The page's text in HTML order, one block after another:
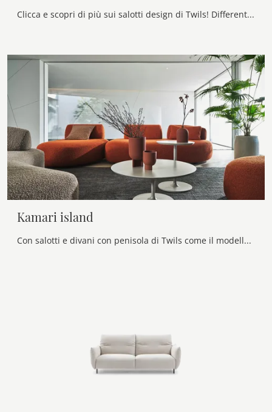
Clicca e scopri di più sui salotti design di Twils! Differenti modelli di divani, come Kumo, ti attendono.
Kamari island
Con salotti e divani con penisola di Twils come il modello Kamari island in tessuto, potrai completare il tuo progetto d'arredo.